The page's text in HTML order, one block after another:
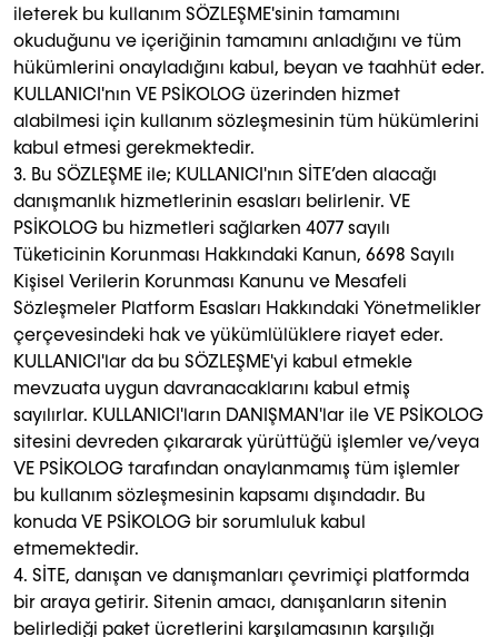
ileterek bu kullanım SÖZLEŞME'sinin tamamını
okuduğunu ve içeriğinin tamamını anladığını ve tüm
hükümlerini onayladığını kabul, beyan ve taahhüt eder.
KULLANICI'nın VE PSİKOLOG üzerinden hizmet
alabilmesi için kullanım sözleşmesinin tüm hükümlerini
kabul etmesi gerekmektedir.
3. Bu SÖZLEŞME ile; KULLANICI'nın SİTE’den alacağı
danışmanlık hizmetlerinin esasları belirlenir. VE
PSİKOLOG bu hizmetleri sağlarken 4077 sayılı
Tüketicinin Korunması Hakkındaki Kanun, 6698 Sayılı
Kişisel Verilerin Korunması Kanunu ve Mesafeli
Sözleşmeler Platform Esasları Hakkındaki Yönetmelikler
çerçevesindeki hak ve yükümlülüklere riayet eder.
KULLANICI'lar da bu SÖZLEŞME'yi kabul etmekle
mevzuata uygun davranacaklarını kabul etmiş
sayılırlar. KULLANICI'ların DANIŞMAN'lar ile VE PSİKOLOG
sitesini devreden çıkararak yürüttüğü işlemler ve/veya
VE PSİKOLOG tarafından onaylanmamış tüm işlemler
bu kullanım sözleşmesinin kapsamı dışındadır. Bu
konuda VE PSİKOLOG bir sorumluluk kabul
etmemektedir.
4. SİTE, danışan ve danışmanları çevrimiçi platformda
bir araya getirir. Sitenin amacı, danışanların sitenin
belirlediği paket ücretlerini karşılamasının karşılığı